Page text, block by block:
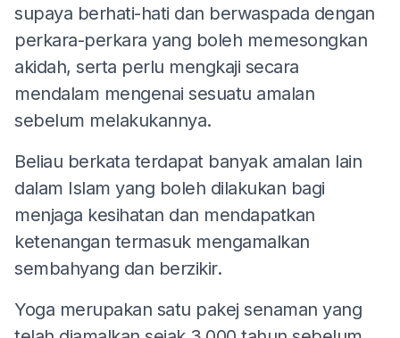
supaya berhati-hati dan berwaspada dengan
perkara-perkara yang boleh memesongkan
akidah, serta perlu mengkaji secara
mendalam mengenai sesuatu amalan
sebelum melakukannya.
Beliau berkata terdapat banyak amalan lain
dalam Islam yang boleh dilakukan bagi
menjaga kesihatan dan mendapatkan
ketenangan termasuk mengamalkan
sembahyang dan berzikir.
Yoga merupakan satu pakej senaman yang